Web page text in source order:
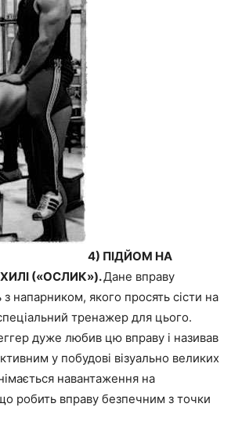
4) ПІДЙОМ НА
(«ОСЛИК»).Дане вправу
напарником, якого просять сісти на
тренажер для цього.
дуже любив цю вправу і називав
у побудові візуально великих
навантаження на
робить вправу безпечним з точки